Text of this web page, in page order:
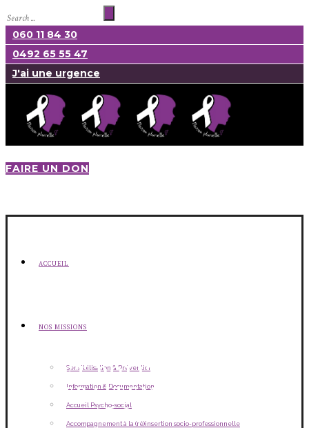
060 11 84 30
0492 65 55 47
J'ai une urgence
FAIRE UN DON
ACCUEIL
NOS MISSIONS
Sensibilisation & Prévention
Information & Documentation
Accueil Psycho-social
Accompagnement à la (ré)insertion socio-professionnelle
ET POLITIQUE DE
TRAITEMENT DES
DONNÉES